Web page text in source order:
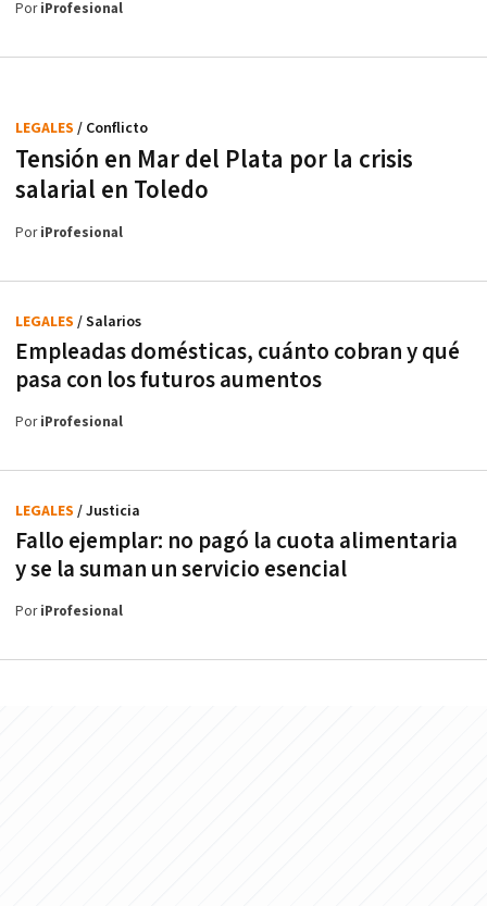
PoriProfesional
Tensión en Mar del Plata por la crisis
salarial en Toledo
LEGALES / Conflicto
PoriProfesional
Empleadas domésticas, cuánto cobran y qué
pasa con los futuros aumentos
LEGALES / Salarios
PoriProfesional
Fallo ejemplar: no pagó la cuota alimentaria
y se la suman un servicio esencial
LEGALES / Justicia
PoriProfesional